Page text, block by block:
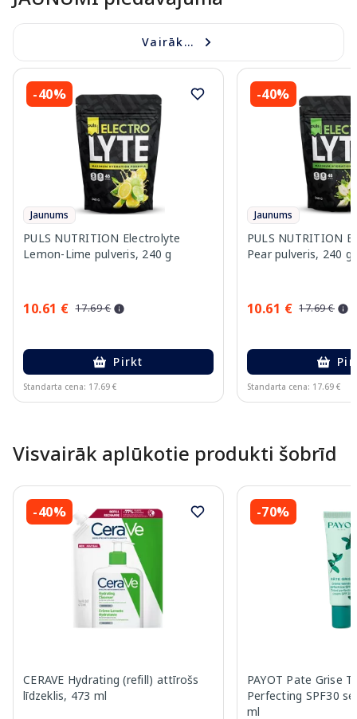
Vairāk...
-40%
Jaunums
PULS NUTRITION Electrolyte
Lemon-Lime pulveris, 240 g
10.61 € 17.69 €
Pirkt
Standarta cena: 17.69 €
-40%
Jaunums
PULS NUTRITION
Pear pulveris, 240 g
10.61 € 17.69 €
Standarta cena: 17.69 €
Visvairāk aplūkotie produkti šobrīd
-40%
CERAVE Hydrating (refill) attīrošs
līdzeklis, 473 ml
-70%
PAYOT Pate Grise
Perfecting SPF30
ml